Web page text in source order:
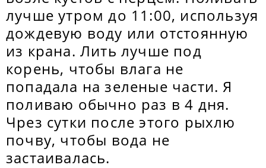
лучше утром до 11:00, используя
дождевую воду или отстоянную
из крана. Лить лучше под
корень, чтобы влага не
попадала на зеленые части. Я
поливаю обычно раз в 4 дня.
Чрез сутки после этого рыхлю
почву, чтобы вода не
застаивалась.